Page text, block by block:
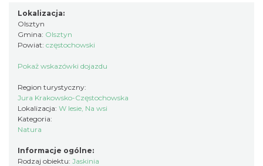
Lokalizacja:
Olsztyn
Gmina: Olsztyn
Powiat: częstochowski
Pokaż wskazówki dojazdu
Region turystyczny:
Jura Krakowsko-Częstochowska
Lokalizacja: W lesie, Na wsi
Kategoria:
Natura
Informacje ogólne:
Rodzaj obiektu: Jaskinia